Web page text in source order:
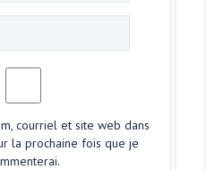
courriel et site web dans
la prochaine fois que je